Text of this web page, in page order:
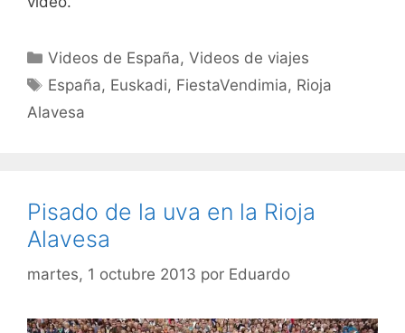
Categorías
Videos de España,Videos de viajes
Etiquetas
España, Euskadi, FiestaVendimia, Rioja
Alavesa
Pisado de la uva en la Rioja
Alavesa
martes, 1 octubre 2013 por Eduardo